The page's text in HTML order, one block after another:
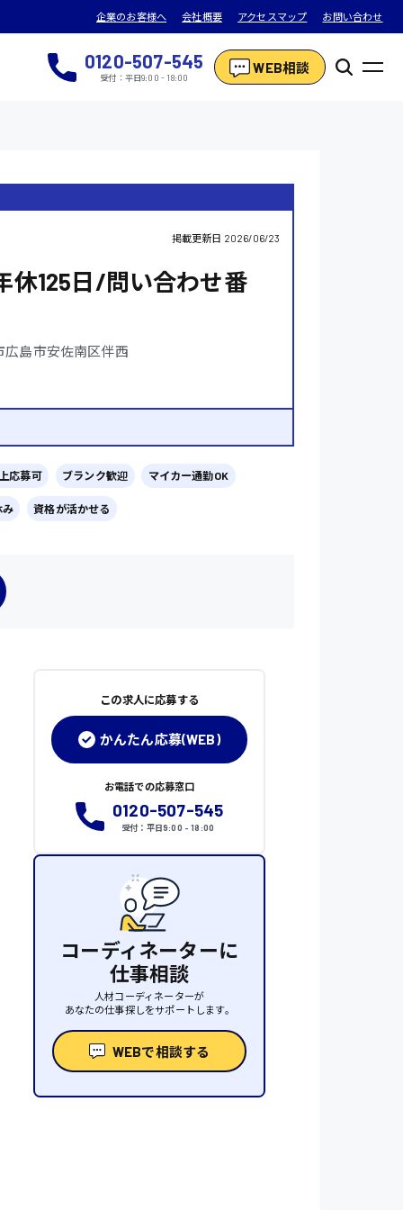
企業のお客様へ 会社概要 アクセスマップ お問い合わせ
0120-507-545
受付：平日9:00 - 18:00
WEB相談
掲載更新日 2026/06/23
125日/問い合わせ番
島市安佐南区伴西
応募可 ブランク歓迎 マイカー通勤OK
み 資格が活かせる
この求人に応募する
かんたん応募(WEB)
お電話での応募窓口
0120-507-545
受付：平日9:00 - 18:00
コーディネーターに
仕事相談
人材コーディネーターが
あなたの仕事探しをサポートします。
WEBで相談する